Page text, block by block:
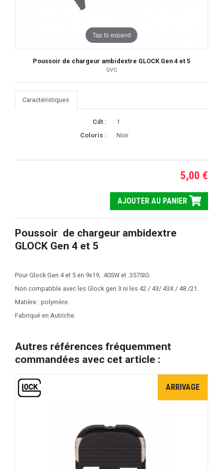
Tap to expand
Poussoir de chargeur ambidextre GLOCK Gen 4 et 5
GVC
Caractéristiques
Cdt :
1
Coloris :
Noir
5,00 €
AJOUTER AU PANIER
Poussoir de chargeur ambidextre
GLOCK Gen 4 et 5
Pour Glock Gen 4 et 5 en 9x19, .40SW et .357SIG.
Non compatible avec les Glock gen 3 ni les 42 / 43/ 43X / 48 /21.
Matière : polymère.
Fabriqué en Autriche.
Autres références fréquemment
commandées avec cet article :
ARRIVAGE